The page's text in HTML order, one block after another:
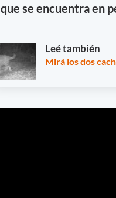
que se encuentra en
Leé también
Mirá los dos